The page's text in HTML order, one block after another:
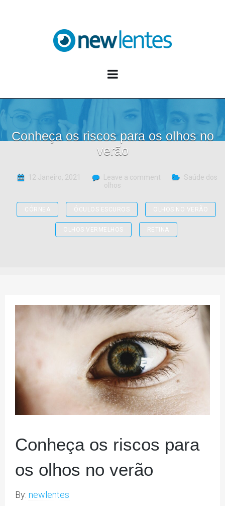
Conheça os riscos para os olhos no
verão
12 Janeiro, 2021 Leave a comment
Saúde dos
olhos
CÓRNEA ÓCULOS ESCUROS OLHOS NO VERÃO
OLHOS VERMELHOS RETINA
Conheça os riscos para
os olhos no verão
By: newlentes